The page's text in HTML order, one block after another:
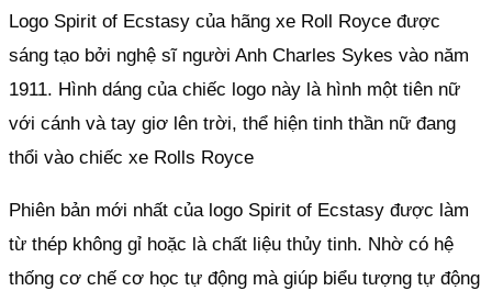
Logo Spirit of Ecstasy của hãng xe Roll Royce được
sáng tạo bởi nghệ sĩ người Anh Charles Sykes vào năm
1911. Hình dáng của chiếc logo này là hình một tiên nữ
với cánh và tay giơ lên trời, thể hiện tinh thần nữ đang
thổi vào chiếc xe Rolls Royce
Phiên bản mới nhất của logo Spirit of Ecstasy được làm
từ thép không gỉ hoặc là chất liệu thủy tinh. Nhờ có hệ
thống cơ chế cơ học tự động mà giúp biểu tượng tự động